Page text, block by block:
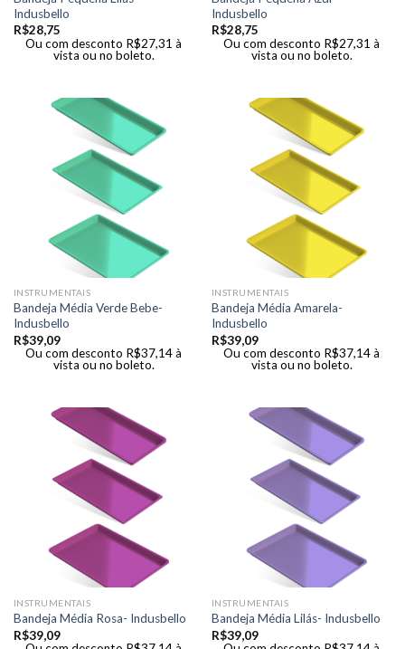
Indusbello
R$28,75
Ou com desconto R$27,31 à
vista ou no boleto.
Indusbello
R$28,75
Ou com desconto R$27,31 à
vista ou no boleto.
INSTRUMENTAIS
Bandeja Média Verde Bebe-
Indusbello
R$39,09
Ou com desconto R$37,14à
vista ou no boleto.
INSTRUMENTAIS
Bandeja Média Amarela-
Indusbello
R$39,09
Ou com desconto R$37,14à
vista ou no boleto.
INSTRUMENTAIS
Bandeja Média Rosa- Indusbello
R$39,09
INSTRUMENTAIS
Bandeja Média Lilás- Indusbello
R$39,09